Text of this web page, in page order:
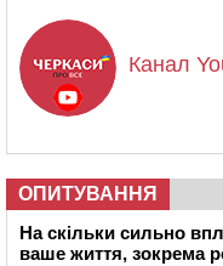
Канал
ОПИТУВАННЯ
На скільки сильно
ваше життя, зокрема